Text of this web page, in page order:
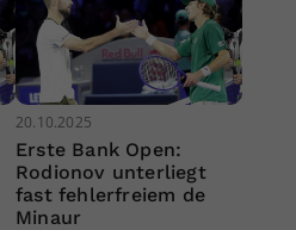
20.10.2025
Erste Bank Open:
Rodionov unterliegt
fast fehlerfreiem de
Minaur